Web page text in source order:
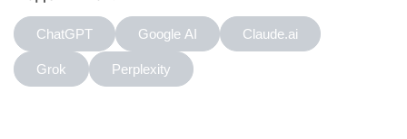
ChatGPT Google AI Claude.ai
Grok Perplexity